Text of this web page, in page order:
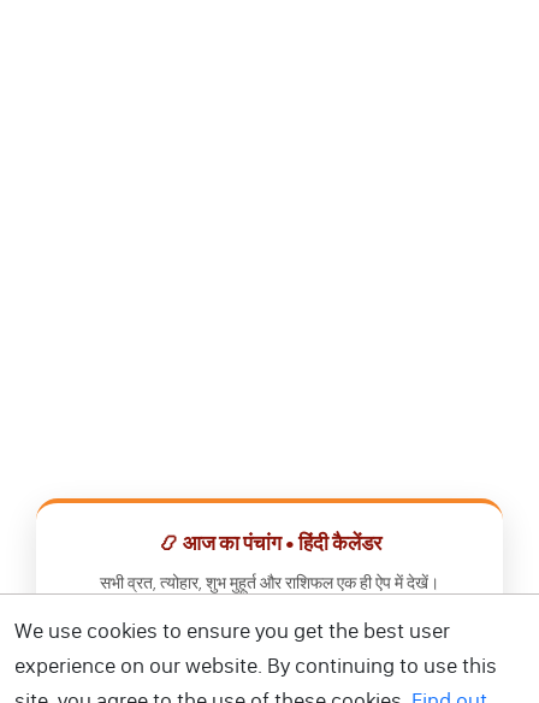
📿 आज का पंचांग • हिंदी कैलेंडर
सभी व्रत, त्योहार, शुभ मुहूर्त और राशिफल एक ही ऐप में देखें।
📅 हिंदी कैलेंडर ऐप डाउनलोड करें
We use cookies to ensure you get the best user
experience on our website. By continuing to use this